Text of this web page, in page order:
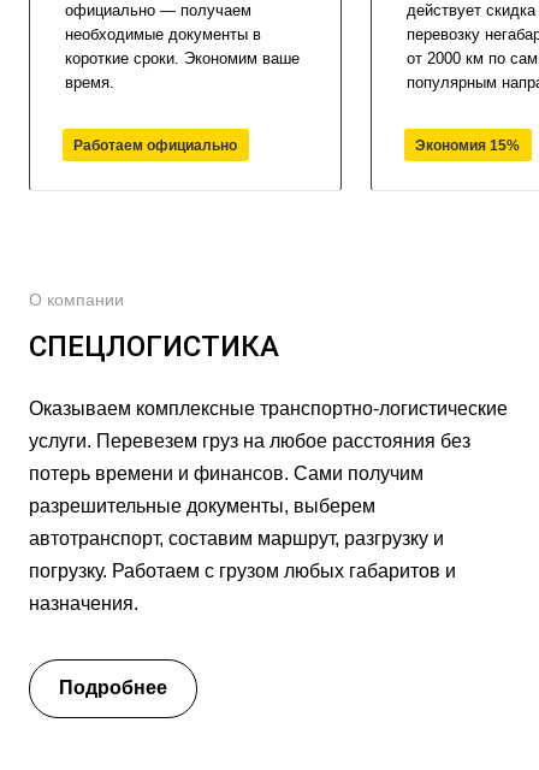
официально — получаем
необходимые документы в
короткие сроки. Экономим ваше
время.
Работаем официально
действует
перевозку
от 2000 км по
популярным
Экономия 15%
О компании
СПЕЦЛОГИСТИКА
Оказываем комплексные транспортно-логистические
услуги. Перевезем груз на любое расстояния без
потерь времени и финансов. Сами получим
разрешительные документы, выберем
автотранспорт, составим маршрут, разгрузку и
погрузку. Работаем с грузом любых габаритов и
назначения.
Подробнее